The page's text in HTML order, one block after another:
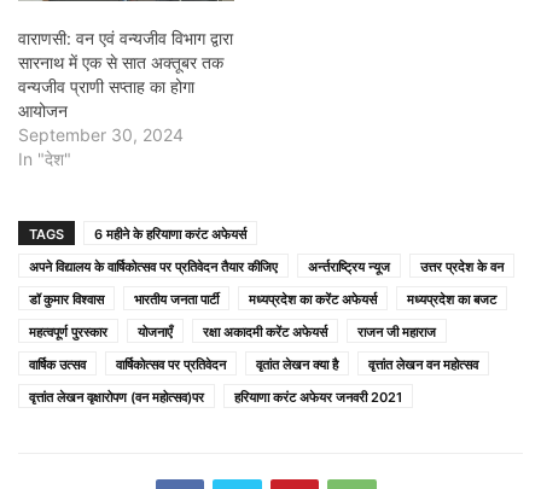
वाराणसी: वन एवं वन्यजीव विभाग द्वारा
सारनाथ में एक से सात अक्तूबर तक
वन्यजीव प्राणी सप्ताह का होगा
आयोजन
September 30, 2024
In "देश"
TAGS
6 महीने के हरियाणा करंट अफेयर्स
अपने विद्यालय के वार्षिकोत्सव पर प्रतिवेदन तैयार कीजिए
अर्न्तराष्ट्रिय न्यूज
उत्तर प्रदेश के वन
डॉ कुमार विश्वास
भारतीय जनता पार्टी मध्यप्रदेश का करेंट अफेयर्स
मध्यप्रदेश का बजट
महत्वपूर्ण पुरस्कार
योजनाएँ रक्षा अकादमी करेंट अफेयर्स
राजन जी महाराज
वार्षिक उत्सव
वार्षिकोत्सव पर प्रतिवेदन वृतांत लेखन क्या है
वृत्तांत लेखन वन महोत्सव
वृत्तांत लेखन वृक्षारोपण (वन महोत्सव)पर
हरियाणा करंट अफेयर जनवरी 2021